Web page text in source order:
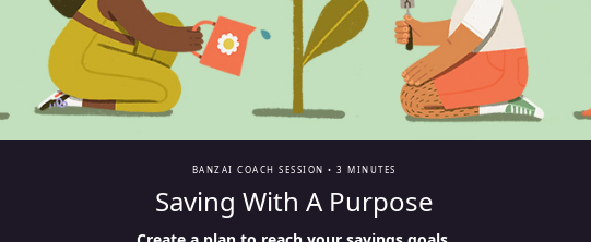
BANZAI COACH SESSION • 3 MINUTES
Saving With A Purpose